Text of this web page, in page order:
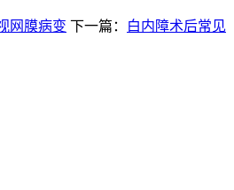
网膜病变 下一篇：
白内障术后常见